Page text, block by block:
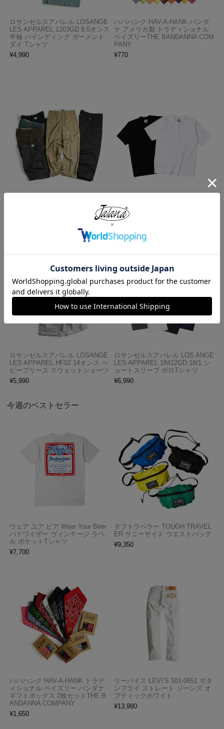
ロサンゼルスアパレル LOSANGE
LES APPAREL 1203GD 8.5オンス
半袖 バインディング ガーメント
ダイ Tシャツ
¥4,990
ハバハンク HAV-A-HANK バンダ
ナ アメリカ製 トラディショナル
ペイズリーTHE BANDANNA COM
PANY
¥770
インダストリアル ワークパンツ
ェイト コットン 半袖 クルーネッ
ク Tシャツ
ロサンゼルスアパレル LOSANGE
LES APPAREL HF02 14オンス ヘ
ビーフリース スウェットショーツ
¥5,990
ロサンゼルスアパレル LOS ANGE
LES APPAREL 18412GD 18/1 シ
ョートスリーブ ポロTシャツ
¥6,990
今週のベストセラー
ウェア ユア ビア Wear Your Beer
バドワイザー ヴィンテージ ラベ
ル ポケットTシャツ
¥7,700
タフトラベラー TOUGH TRAVEL
ER サニーサイド ウエストバッグ
¥9,350
ハバハンク HAV-A-HANK トラデ
ィショナル ペイズリー バンダナ
ギフトボックス 2枚セットTHE B
ANDANNA COMPANY
¥1,650
リーバイス LEVI’S 501-0651 ボタ
ンフライ ストレート ジーンズ オ
プティックホワイト
¥13,980